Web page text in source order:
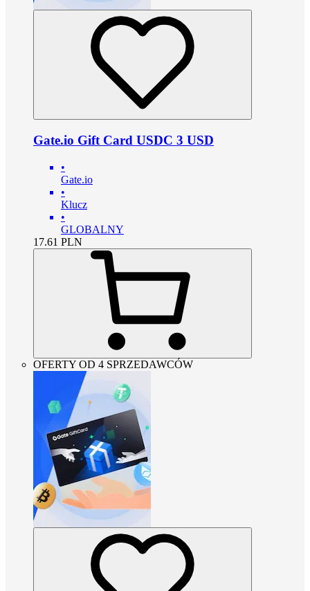
Gate.io Gift Card USDC 3 USD
•
Gate.io
•
Klucz
•
GLOBALNY
17.61 PLN
OFERTY OD 4 SPRZEDAWCÓW